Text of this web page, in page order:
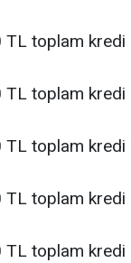
toplam kredi
toplam kredi
toplam kredi
toplam kredi
toplam kredi